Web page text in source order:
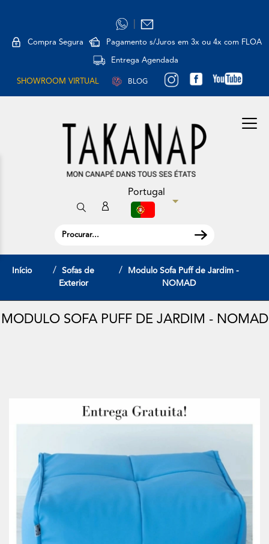
Compra Segura Pagamento s/Juros em 3x ou 4x com FLOA
Entrega Agendada
SHOWROOM VIRTUAL BLOG
Portugal
Início
Sofas de
Exterior
Modulo Sofa Puff de Jardim -
NOMAD
MODULO SOFA PUFF DE JARDIM - NOMAD